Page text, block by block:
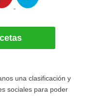
una clasificación y
sociales para poder